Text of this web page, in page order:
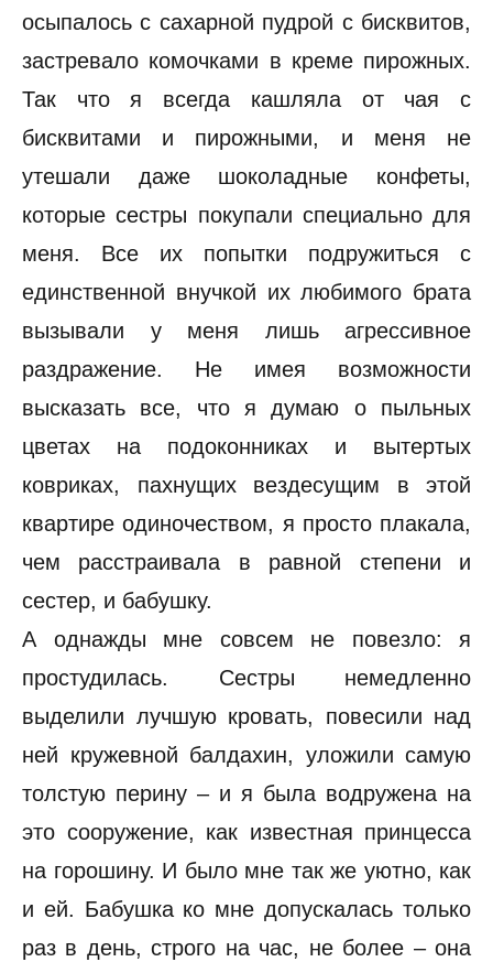
осыпалось с сахарной пудрой с бисквитов,
застревало комочками в креме пирожных.
Так что я всегда кашляла от чая с
бисквитами и пирожными, и меня не
утешали даже шоколадные конфеты,
которые сестры покупали специально для
меня. Все их попытки подружиться с
единственной внучкой их любимого брата
вызывали у меня лишь агрессивное
раздражение. Не имея возможности
высказать все, что я думаю о пыльных
цветах на подоконниках и вытертых
ковриках, пахнущих вездесущим в этой
квартире одиночеством, я просто плакала,
чем расстраивала в равной степени и
сестер, и бабушку.
А однажды мне совсем не повезло: я
простудилась. Сестры немедленно
выделили лучшую кровать, повесили над
ней кружевной балдахин, уложили самую
толстую перину – и я была водружена на
это сооружение, как известная принцесса
на горошину. И было мне так же уютно, как
и ей. Бабушка ко мне допускалась только
раз в день, строго на час, не более – она